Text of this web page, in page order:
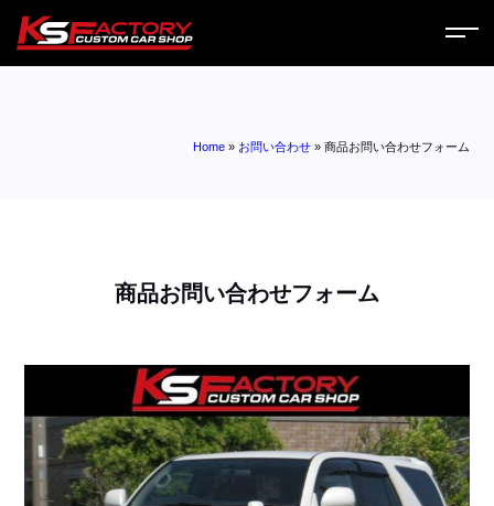
お問い合わせ
採用情報
Home » お問い合わせ »商品お問い合わせフォーム
商品お問い合わせフォーム